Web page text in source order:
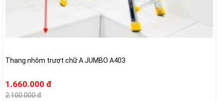
Thang nhôm trượt chữ A JUMBO A403
1.660.000 đ
2.100.000 đ